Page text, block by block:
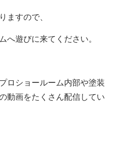
ますので、
へ遊びに来てください。
ロショールーム内部や塗装
動画をたくさん配信してい